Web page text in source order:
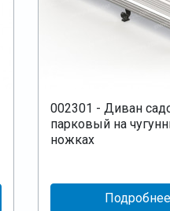
002301 - Диван
парковый на
ножках
Подробнее